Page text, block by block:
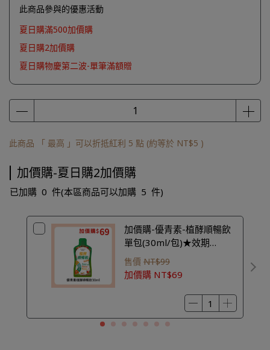
此商品參與的優惠活動
夏日購滿500加價購
夏日購2加價購
夏日購物慶第二波-單筆滿額贈
此商品 「 最高 」可以折抵紅利 5 點 (約等於 NT$5 )
加價購-夏日購2加價購
已加購 0 件(本區商品可以加購 5 件)
加價購-優青素-植酵順暢飲
單包(30ml/包)★效期
2027.09.22★
售價 NT$99
加價購 NT$69